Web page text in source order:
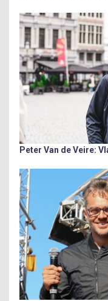
Peter Van de Veire: